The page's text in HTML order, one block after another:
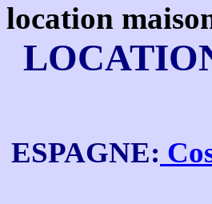
location
ESPAGNE: